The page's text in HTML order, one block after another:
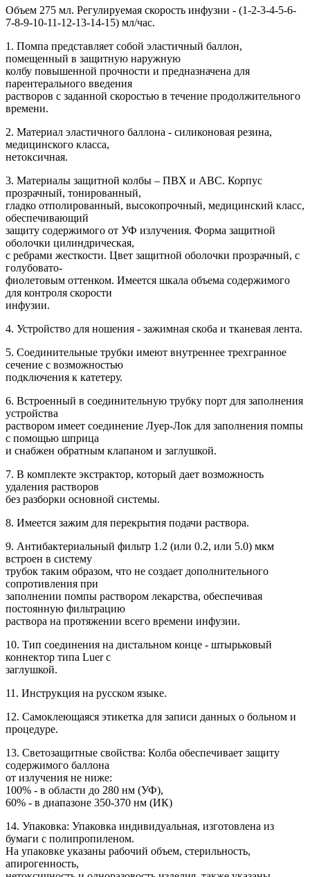
Объем 275 мл. Регулируемая скорость инфузии - (1-2-3-4-5-6-
7-8-9-10-11-12-13-14-15) мл/час.
1. Помпа представляет собой эластичный баллон,
помещенный в защитную наружную
колбу повышенной прочности и предназначена для
парентерального введения
растворов с заданной скоростью в течение продолжительного
времени.
2. Материал эластичного баллона - силиконовая резина,
медицинского класса,
нетоксичная.
3. Материалы защитной колбы – ПВХ и АВС. Корпус
прозрачный, тонированный,
гладко отполированный, высокопрочный, медицинский класс,
обеспечивающий
защиту содержимого от УФ излучения. Форма защитной
оболочки цилиндрическая,
с ребрами жесткости. Цвет защитной оболочки прозрачный, с
голубовато-
фиолетовым оттенком. Имеется шкала объема содержимого
для контроля скорости
инфузии.
4. Устройство для ношения - зажимная скоба и тканевая лента.
5. Соединительные трубки имеют внутреннее трехгранное
сечение с возможностью
подключения к катетеру.
6. Встроенный в соединительную трубку порт для заполнения
устройства
раствором имеет соединение Луер-Лок для заполнения помпы
с помощью шприца
и снабжен обратным клапаном и заглушкой.
7. В комплекте экстрактор, который дает возможность
удаления растворов
без разборки основной системы.
8. Имеется зажим для перекрытия подачи раствора.
9. Антибактериальный фильтр 1.2 (или 0.2, или 5.0) мкм
встроен в систему
трубок таким образом, что не создает дополнительного
сопротивления при
заполнении помпы раствором лекарства, обеспечивая
постоянную фильтрацию
раствора на протяжении всего времени инфузии.
10. Тип соединения на дистальном конце - штырьковый
коннектор типа Luer с
заглушкой.
11. Инструкция на русском языке.
12. Самоклеющаяся этикетка для записи данных о больном и
процедуре.
13. Светозащитные свойства: Колба обеспечивает защиту
содержимого баллона
от излучения не ниже:
100% - в области до 280 нм (УФ),
60% - в диапазоне 350-370 нм (ИК)
14. Упаковка: Упаковка индивидуальная, изготовлена из
бумаги с полипропиленом.
На упаковке указаны рабочий объем, стерильность,
апирогенность,